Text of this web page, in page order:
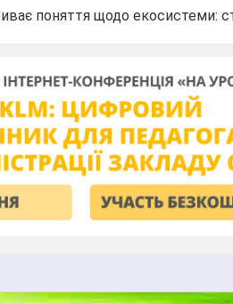
поняття щодо екосистеми: